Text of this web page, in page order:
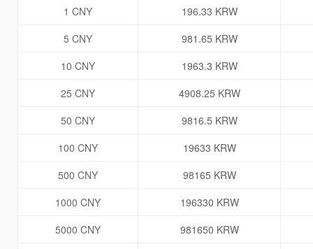
1 CNY
196.33 KRW
5 CNY
981.65 KRW
10 CNY
1963.3 KRW
25 CNY
4908.25 KRW
50 CNY
9816.5 KRW
100 CNY
19633 KRW
500 CNY
98165 KRW
1000 CNY
196330 KRW
5000 CNY
981650 KRW